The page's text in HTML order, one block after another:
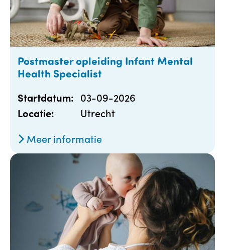
Postmaster opleiding Infant Mental
Health Specialist
Startdatum: 03-09-2026
Locatie:
Utrecht
Meer informatie